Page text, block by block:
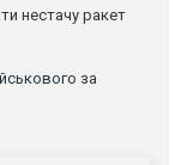
нестачу ракет
за